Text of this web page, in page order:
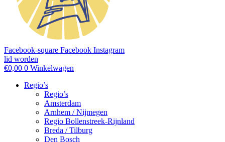
Facebook-square Facebook Instagram
lid worden
€0,00 0 Winkelwagen
Regio’s
Regio’s
Amsterdam
Arnhem / Nijmegen
Regio Bollenstreek-Rijnland
Breda / Tilburg
Den Bosch